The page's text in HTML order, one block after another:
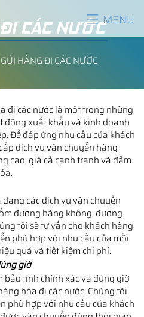
MENU
CÁC NƯỚC
GỬI HÀNG ĐI CÁC NƯỚC
đi các nước là một trong những
xuất khẩu và kinh doanh
Để đáp ứng nhu cầu của khách
dịch vụ vận chuyển hàng
cao, giá cả cạnh tranh và đảm
các dịch vụ vận chuyển
đường hàng không, đường
tôi sẽ tư vấn cho khách hàng
phù hợp với nhu cầu của mỗi
quả và tiết kiệm chi phí.
giờ
bảo tính chính xác và đúng giờ
hóa đi các nước. Chúng tôi
phù hợp với nhu cầu của khách